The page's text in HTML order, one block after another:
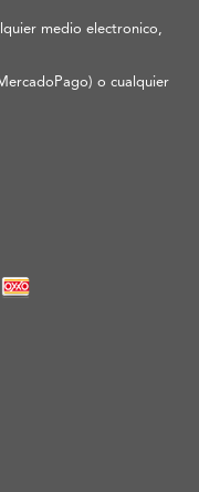
medio electronico,
o cualquier